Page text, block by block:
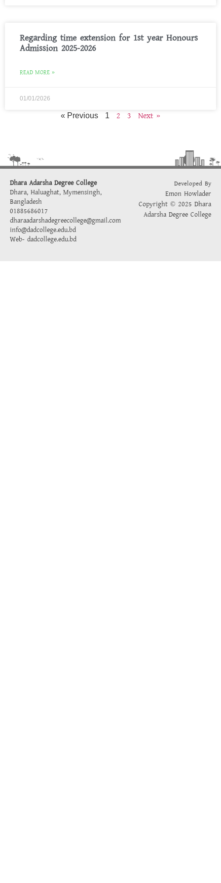
Regarding time extension for 1st year Honours
Admission 2025-2026
READ MORE »
01/01/2026
« Previous 1 2 3 Next »
Dhara Adarsha Degree College
Dhara, Haluaghat, Mymensingh,
Bangladesh
01885686017
dharaadarshadegreecollege@gmail.com
info@dadcollege.edu.bd
Web- dadcollege.edu.bd
Developed By
Emon Howlader
Copyright © 2025 Dhara
Adarsha Degree College